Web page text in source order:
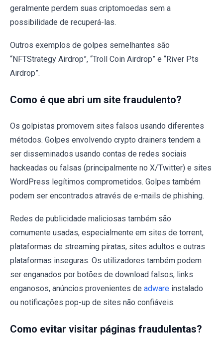
geralmente perdem suas criptomoedas sem a
possibilidade de recuperá-las.
Outros exemplos de golpes semelhantes são
“NFTStrategy Airdrop”, “Troll Coin Airdrop” e “River Pts
Airdrop”.
Como é que abri um site fraudulento?
Os golpistas promovem sites falsos usando diferentes
métodos. Golpes envolvendo crypto drainers tendem a
ser disseminados usando contas de redes sociais
hackeadas ou falsas (principalmente no X/Twitter) e sites
WordPress legítimos comprometidos. Golpes também
podem ser encontrados através de e-mails de phishing.
Redes de publicidade maliciosas também são
comumente usadas, especialmente em sites de torrent,
plataformas de streaming piratas, sites adultos e outras
plataformas inseguras. Os utilizadores também podem
ser enganados por botões de download falsos, links
enganosos, anúncios provenientes de adware instalado
ou notificações pop-up de sites não confiáveis.
Como evitar visitar páginas fraudulentas?